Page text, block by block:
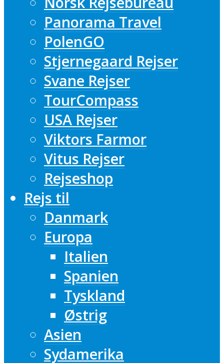
Panorama Travel
PolenGO
Stjernegaard Rejser
Svane Rejser
TourCompass
USA Rejser
Viktors Farmor
Vitus Rejser
Rejseshop
Rejs til
Danmark
Europa
Italien
Spanien
Tyskland
Østrig
Asien
Sydamerika